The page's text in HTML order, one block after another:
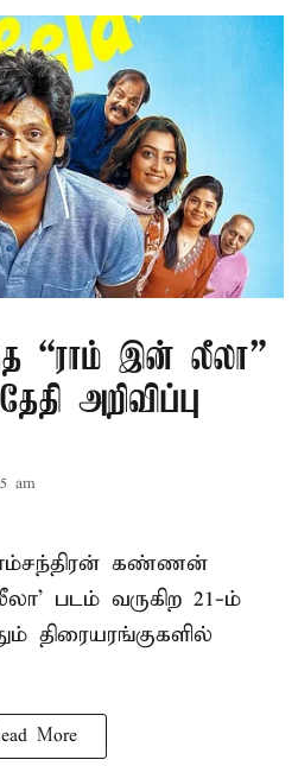
“ராம் இன் லீலா”
அறிவிப்பு
am
கண்ணன்
படம் வருகிற 21-ம்
திரையரங்குகளில்
More